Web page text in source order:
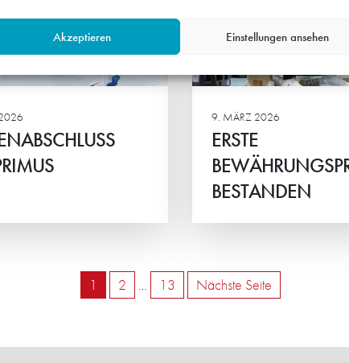
Akzeptieren Einstellungen ansehen
9. MÄRZ 2026
ERSTE
BESTANDEN
mit über 80
1 2 … 13 Nächste Seite